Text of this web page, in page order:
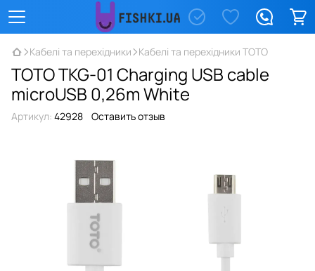
Кабелі та перехідники Кабелі та перехідники TOTO
TOTO TKG-01 Charging USB cable
microUSB 0,26m White
Артикул: 42928 Оставить отзыв